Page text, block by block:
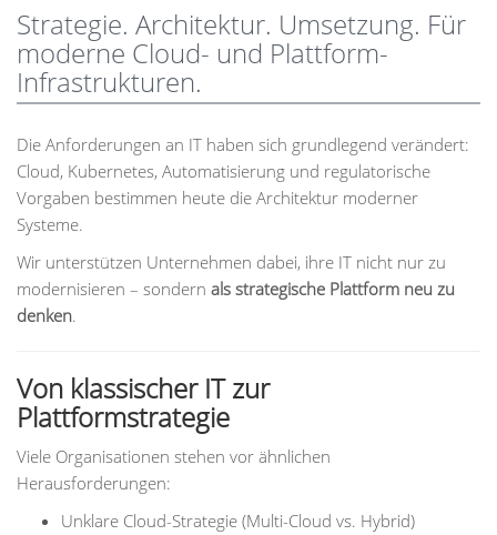
Strategie. Architektur. Umsetzung. Für
moderne Cloud- und Plattform-
Infrastrukturen.
Die Anforderungen an IT haben sich grundlegend verändert:
Cloud, Kubernetes, Automatisierung und regulatorische
Vorgaben bestimmen heute die Architektur moderner
Systeme.
Wir unterstützen Unternehmen dabei, ihre IT nicht nur zu
modernisieren – sondern als strategische Plattform neu zu
denken.
Von klassischer IT zur
Plattformstrategie
Viele Organisationen stehen vor ähnlichen
Herausforderungen:
Unklare Cloud-Strategie (Multi-Cloud vs. Hybrid)